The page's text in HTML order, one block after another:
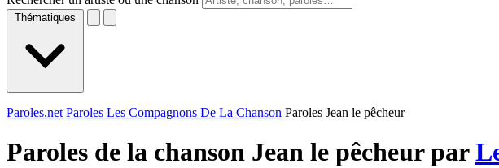
Thématiques
Paroles.net Paroles Les Compagnons De La Chanson Paroles Jean le pêcheur
Paroles de la chanson Jean le pêcheur par